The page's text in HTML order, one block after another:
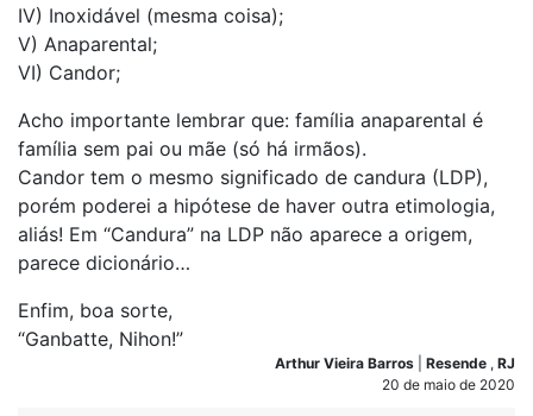
IV) Inoxidável (mesma coisa);
V) Anaparental;
VI) Candor;
Acho importante lembrar que: família anaparental é
família sem pai ou mãe (só há irmãos).
Candor tem o mesmo significado de candura (LDP),
porém poderei a hipótese de haver outra etimologia,
aliás! Em “Candura” na LDP não aparece a origem,
parece dicionário…
Enfim, boa sorte,
“Ganbatte, Nihon!”
Arthur Vieira Barros Resende , RJ
20 de maio de 2020